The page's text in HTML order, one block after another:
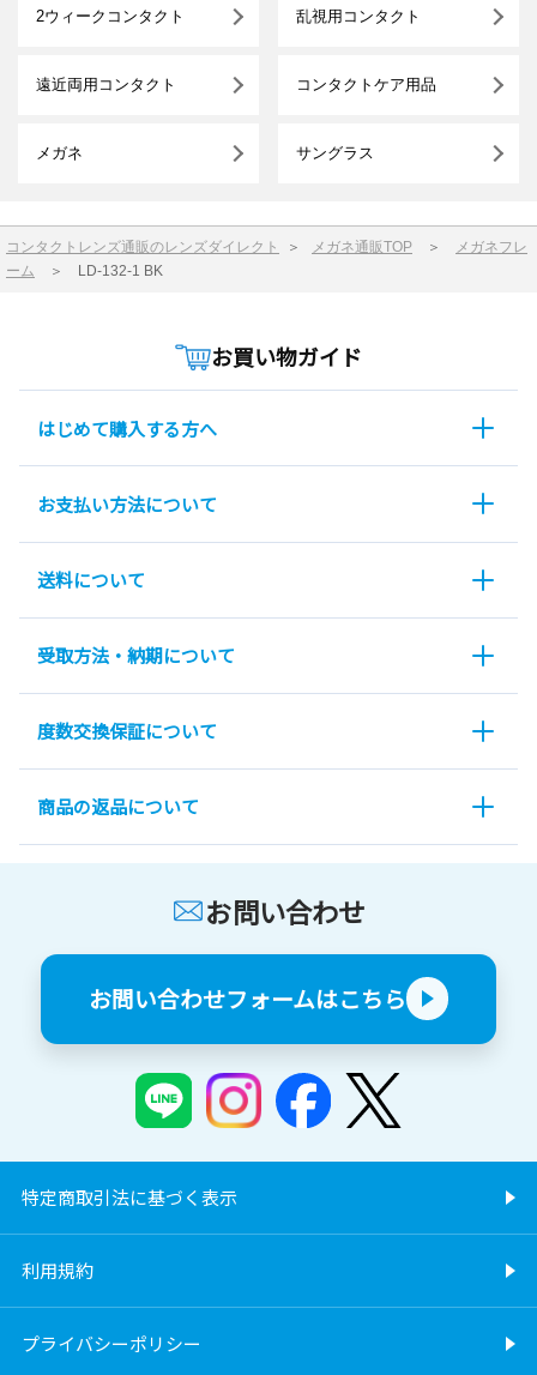
2ウィークコンタクト 乱視用コンタクト
遠近両用コンタクト コンタクトケア用品
メガネ サングラス
コンタクトレンズ通販のレンズダイレクト ＞ メガネ通販TOP ＞
メガネフレ
ーム
＞ LD-132-1 BK
お買い物ガイド
はじめて購入する方へ
お支払い方法について
送料について
受取方法・納期について
度数交換保証について
商品の返品について
お問い合わせ
お問い合わせフォームはこちら
特定商取引法に基づく表示
利用規約
プライバシーポリシー